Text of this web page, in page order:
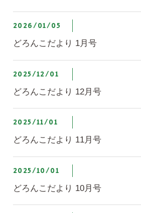
2026/01/05
どろんこだより 1月号
2025/12/01
どろんこだより 12月号
2025/11/01
どろんこだより 11月号
2025/10/01
どろんこだより 10月号